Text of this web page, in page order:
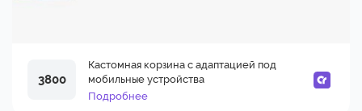
3800
Кастомная корзина с адаптацией под
мобильные устройства
Подробнее